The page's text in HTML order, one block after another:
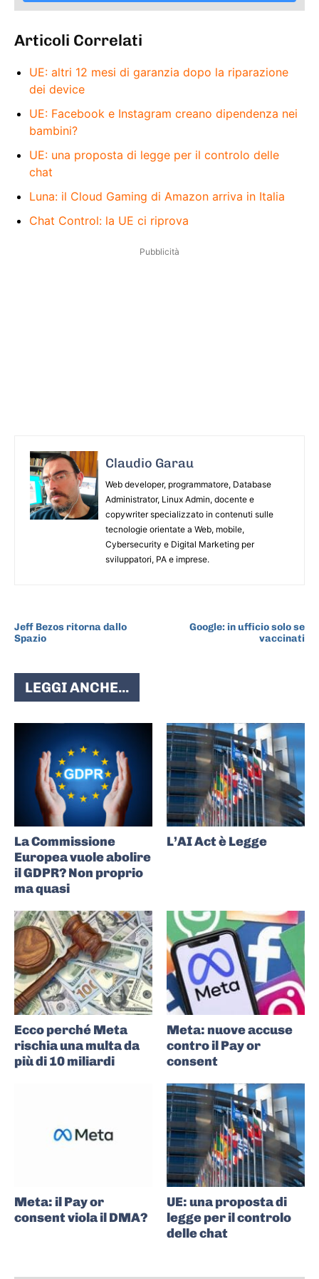
Articoli Correlati
UE: altri 12 mesi di garanzia dopo la riparazione
dei device
UE: Facebook e Instagram creano dipendenza nei
bambini?
UE: una proposta di legge per il controlo delle
chat
Luna: il Cloud Gaming di Amazon arriva in Italia
Chat Control: la UE ci riprova
Pubblicità
Claudio Garau
Web developer, programmatore, Database
Administrator, Linux Admin, docente e
copywriter specializzato in contenuti sulle
tecnologie orientate a Web, mobile,
Cybersecurity e Digital Marketing per
sviluppatori, PA e imprese.
Jeff Bezos ritorna dallo
Spazio
Google: in ufficio solo se
vaccinati
LEGGI ANCHE...
La Commissione
Europea vuole abolire
il GDPR? Non proprio
ma quasi
L’AI Act è Legge
Ecco perché Meta
rischia una multa da
più di 10 miliardi
Meta: nuove accuse
contro il Pay or
consent
Meta: il Pay or
consent viola il DMA?
UE: una proposta di
legge per il controlo
delle chat